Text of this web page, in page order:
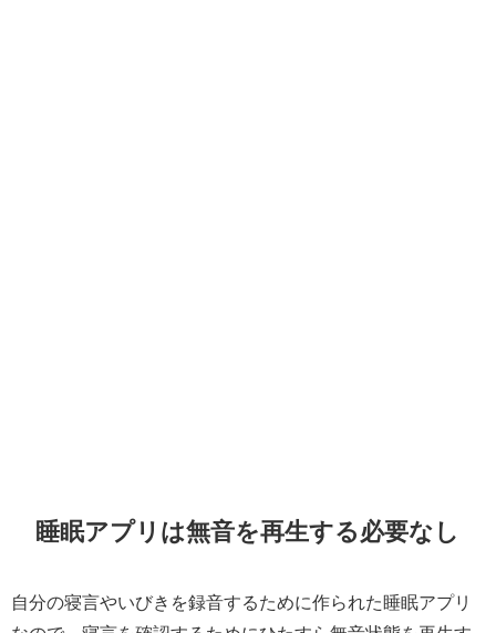
睡眠アプリは無音を再生する必要なし
自分の寝言やいびきを録音するために作られた睡眠アプリ